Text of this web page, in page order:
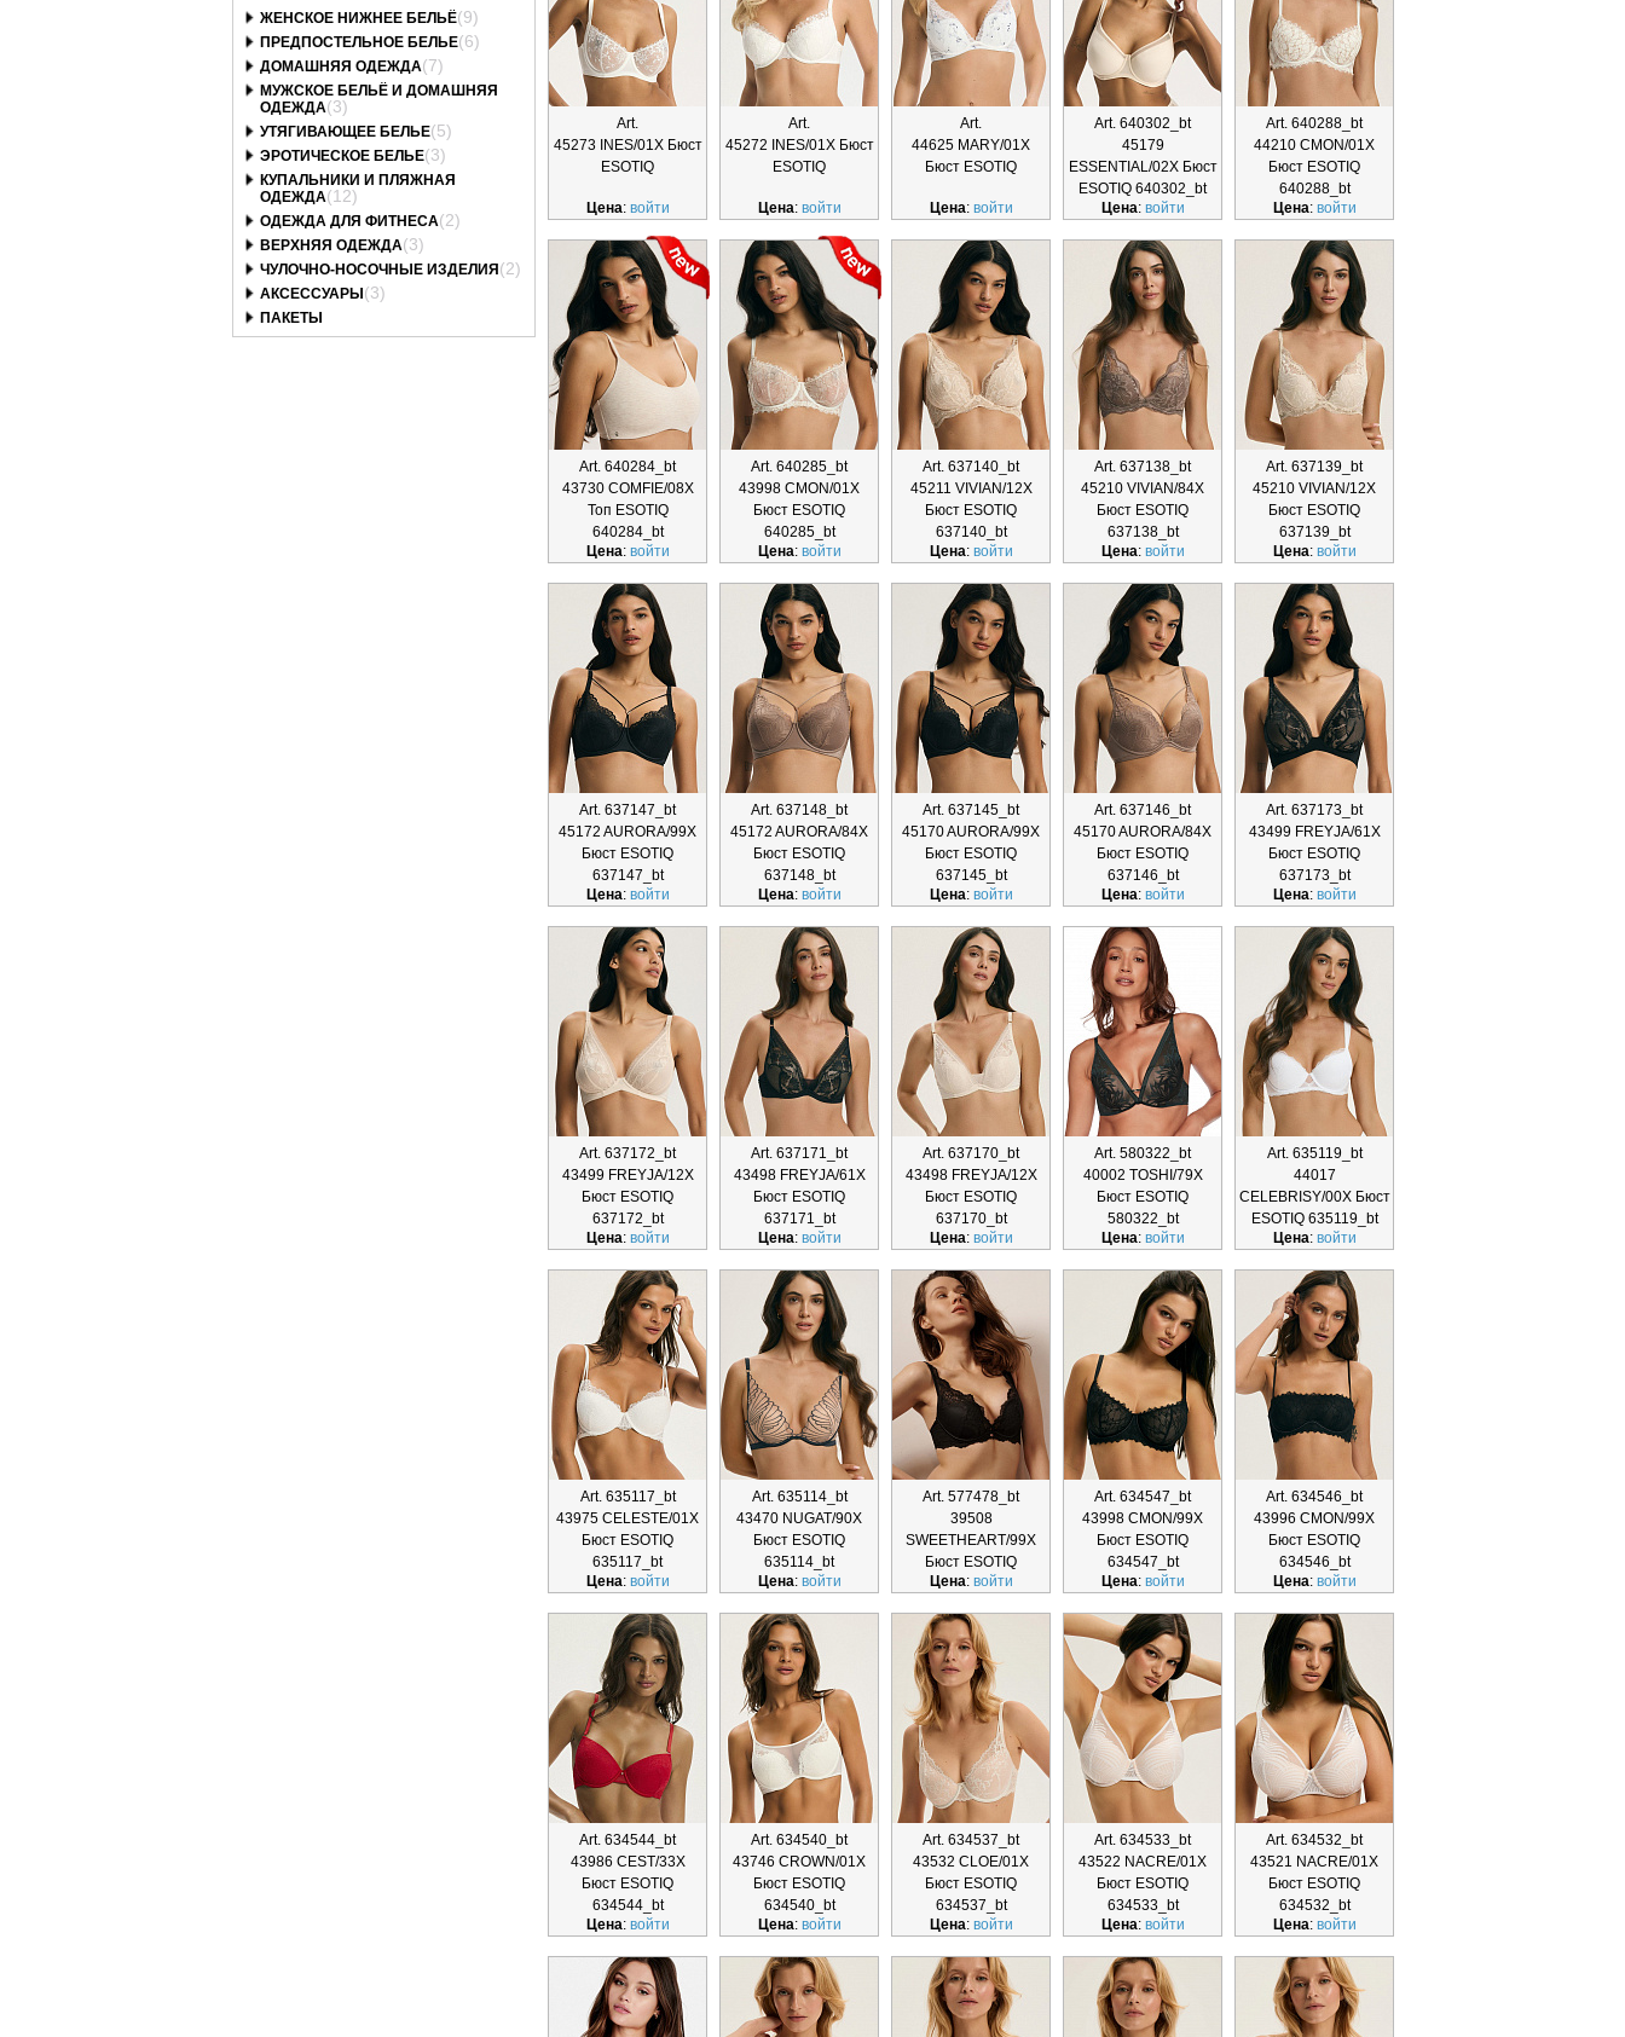
ЖЕНСКОЕ НИЖНЕЕ БЕЛЬЁ(9)
ПРЕДПОСТЕЛЬНОЕ БЕЛЬЕ(6)
ДОМАШНЯЯ ОДЕЖДА(7)
МУЖСКОЕ БЕЛЬЁ И ДОМАШНЯЯ
ОДЕЖДА(3)
УТЯГИВАЮЩЕЕ БЕЛЬЕ(5)
ЭРОТИЧЕСКОЕ БЕЛЬЕ(3)
КУПАЛЬНИКИ И ПЛЯЖНАЯ
ОДЕЖДА(12)
ОДЕЖДА ДЛЯ ФИТНЕСА(2)
ВЕРХНЯЯ ОДЕЖДА(3)
ЧУЛОЧНО-НОСОЧНЫЕ ИЗДЕЛИЯ (2)
АКСЕССУАРЫ (3)
ПАКЕТЫ
Art.
45273 INES/01X Бюст
ESOTIQ
Цена: войти
Art.
45272 INES/01X Бюст
ESOTIQ
Цена: войти
Art.
44625 MARY/01X
Бюст ESOTIQ
Цена: войти
Art. 640302_bt
45179
ESSENTIAL/02X Бюст
ESOTIQ 640302_bt
Цена: войти
Art. 640288_bt
44210 CMON/01X
Бюст ESOTIQ
640288_bt
Цена: войти
Art. 640284_bt
43730 COMFIE/08X
Топ ESOTIQ
640284_bt
Цена: войти
Art. 640285_bt
43998 CMON/01X
Бюст ESOTIQ
640285_bt
Цена: войти
Art. 637140_bt
45211 VIVIAN/12X
Бюст ESOTIQ
637140_bt
Цена: войти
Art. 637138_bt
45210 VIVIAN/84X
Бюст ESOTIQ
637138_bt
Цена: войти
Art. 637139_bt
45210 VIVIAN/12X
Бюст ESOTIQ
637139_bt
Цена: войти
Art. 637147_bt
45172 AURORA/99X
Бюст ESOTIQ
637147_bt
Цена: войти
Art. 637148_bt
45172 AURORA/84X
Бюст ESOTIQ
637148_bt
Цена: войти
Art. 637145_bt
45170 AURORA/99X
Бюст ESOTIQ
637145_bt
Цена: войти
Art. 637146_bt
45170 AURORA/84X
Бюст ESOTIQ
637146_bt
Цена: войти
Art. 637173_bt
43499 FREYJA/61X
Бюст ESOTIQ
637173_bt
Цена: войти
Art. 637172_bt
43499 FREYJA/12X
Бюст ESOTIQ
637172_bt
Цена: войти
Art. 637171_bt
43498 FREYJA/61X
Бюст ESOTIQ
637171_bt
Цена: войти
Art. 637170_bt
43498 FREYJA/12X
Бюст ESOTIQ
637170_bt
Цена: войти
Art. 580322_bt
40002 TOSHI/79X
Бюст ESOTIQ
580322_bt
Цена: войти
Art. 635119_bt
44017
CELEBRISY/00X Бюст
ESOTIQ 635119_bt
Цена: войти
Art. 635117_bt
43975 CELESTE/01X
Бюст ESOTIQ
635117_bt
Цена: войти
Art. 635114_bt
43470 NUGAT/90X
Бюст ESOTIQ
635114_bt
Цена: войти
Art. 577478_bt
39508
SWEETHEART/99X
Бюст ESOTIQ
577478_bt
Цена: войти
Art. 634547_bt
43998 CMON/99X
Бюст ESOTIQ
634547_bt
Цена: войти
Art. 634546_bt
43996 CMON/99X
Бюст ESOTIQ
634546_bt
Цена: войти
Art. 634544_bt
43986 CEST/33X
Бюст ESOTIQ
634544_bt
Цена: войти
Art. 634540_bt
43746 CROWN/01X
Бюст ESOTIQ
634540_bt
Цена: войти
Art. 634537_bt
43532 CLOE/01X
Бюст ESOTIQ
634537_bt
Цена: войти
Art. 634533_bt
43522 NACRE/01X
Бюст ESOTIQ
634533_bt
Цена: войти
Art. 634532_bt
43521 NACRE/01X
Бюст ESOTIQ
634532_bt
Цена: войти